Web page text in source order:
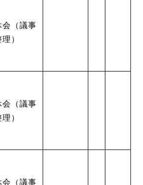
会（議事
）
会（議事
）
会（議事